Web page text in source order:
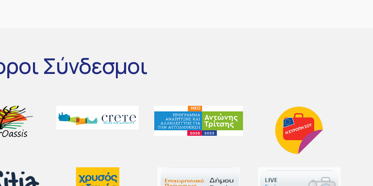
Σύνδεσμοι